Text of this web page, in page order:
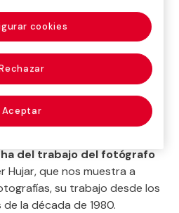
el 30 de abril de 2017
Hujar: A la velocidad de la
del trabajo del fotógrafo
Hujar, que nos muestra a
su trabajo desde los
la década de 1980.
Aceptar
cookies